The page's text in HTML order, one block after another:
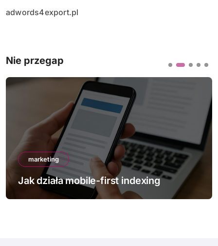
adwords4export.pl
Nie przegap
marketing
Jak poprawić Core Web Vitals